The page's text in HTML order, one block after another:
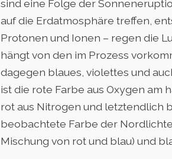
sind eine Folge der
auf die Erdatmosphäre treffen,
Protonen und Ionen – regen die
hängt von den im Prozess
dagegen blaues, violettes und
ist die rote Farbe aus Oxygen am
rot aus Nitrogen und letztendlich
beobachtete Farbe der
Mischung von rot und blau) und